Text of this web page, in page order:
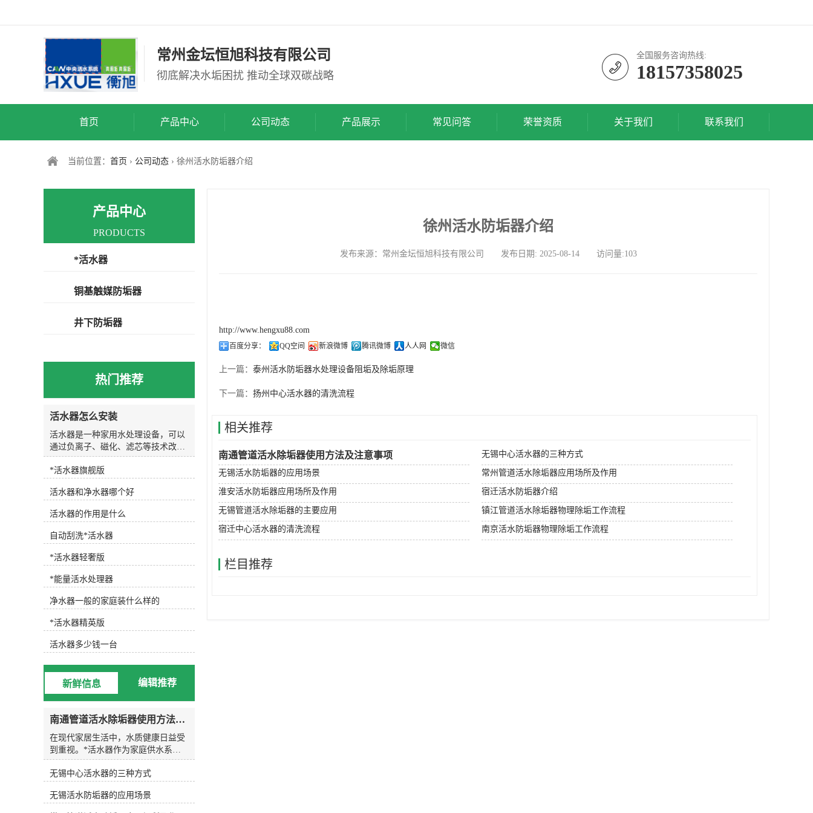
常州金坛恒旭科技有限公司
彻底解决水垢困扰 推动全球双碳战略
全国服务咨询热线:
18157358025
首页 产品中心 公司动态 产品展示 常见问答 荣誉资质 关于我们 联系我们
当前位置： 首页 › 公司动态 › 徐州活水防垢器介绍
徐州活水防垢器介绍
发布来源：常州金坛恒旭科技有限公司 发布日期: 2025-08-14 访问量:103
http://www.hengxu88.com
百度分享： QQ空间 新浪微博 腾讯微博 人人网 微信
上一篇： 泰州活水防垢器水处理设备阻垢及除垢原理
下一篇： 扬州中心活水器的清洗流程
相关推荐
南通管道活水除垢器使用方法及注意事项 无锡中心活水器的三种方式
无锡活水防垢器的应用场景 常州管道活水除垢器应用场所及作用
淮安活水防垢器应用场所及作用 宿迁活水防垢器介绍
无锡管道活水除垢器的主要应用 镇江管道活水除垢器物理除垢工作流程
宿迁中心活水器的清洗流程 南京活水防垢器物理除垢工作流程
栏目推荐
产品中心
PRODUCTS
*活水器
铜基触媒防垢器
井下防垢器
热门推荐
活水器怎么安装
活水器是一种家用水处理设备，可以
通过负离子、磁化、滤芯等技术改善
水质，使水变得更加清新、健康。安
装活水器可以帮助我们更好地保护家
安装呢？下面，我们就来一起了解一
下。首先，要选择合适的安装位置。
活水器一般需要安装在水龙头下方，
因此需要选择距离水龙头较近的位
置。同时，要保证安装位置稳固，不
会因为水压过大而导致摇晃或翻倒。
接下来，需要准备好安装工具和材
料。一般需要准备扳手、水管接头、
工具和材料的时候，需要根据自己所
购买的活水器型号和规格来确定。接
着，进入具体的安装步骤。首先，需
要关闭水龙头，拆卸原有的水龙头接
头。然后，将活水器的水管接头和水
龙头连接，用扳手拧紧，保证连接紧
密不漏水。在连接过程中，需要注意
水管的方向和位置，避免出现接反或
倒装的情况。安装完成后，需要进行
检查和测试。打开水龙头，检查活水
器的连接处是否有漏水情况，并进行
水质测试，确保活水器的效果达到预
期。需要注意的是，在安装活水器的
过程中，需要遵循相关的安装说明和
操作规程，确保安全和正确性。如果
询相关的专业人士或客服人员，以免
*活水器旗舰版
活水器和净水器哪个好
活水器的作用是什么
自动刮洗*活水器
*活水器轻奢版
*能量活水处理器
净水器一般的家庭装什么样的
*活水器精英版
活水器多少钱一台
新鲜信息 编辑推荐
南通管道活水除垢器使用方法及注意事项
在现代家居生活中，水质健康日益受
到重视。*活水器作为家庭供水系统
的核心处理设备，能够有效改善全屋
用水品质。本文将详细介绍这类设备
好地发挥其效能。*活水器的工作原
理与价值*活水器通常安装在家庭进
无锡中心活水器的三种方式
无锡活水防垢器的应用场景